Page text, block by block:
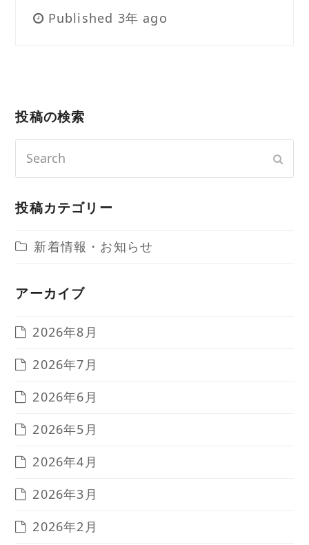
Published 3年 ago
投稿の検索
投稿カテゴリー
新着情報・お知らせ
アーカイブ
2026年8月
2026年7月
2026年6月
2026年5月
2026年4月
2026年3月
2026年2月